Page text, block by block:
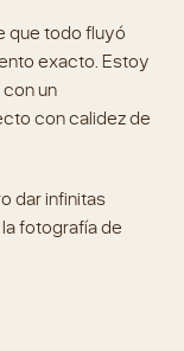
con calidez de
infinitas
fotografía de